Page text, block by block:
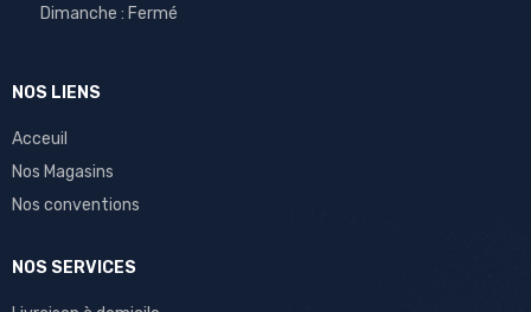
Dimanche : Fermé
NOS LIENS
Acceuil
Nos Magasins
Nos conventions
NOS SERVICES